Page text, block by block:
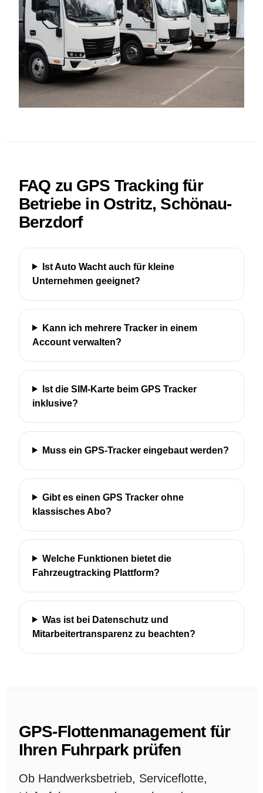
FAQ zu GPS Tracking für
Betriebe in Ostritz, Schönau-
Berzdorf
Ist Auto Wacht auch für kleine
Unternehmen geeignet?
Kann ich mehrere Tracker in einem
Account verwalten?
Ist die SIM-Karte beim GPS Tracker
inklusive?
Muss ein GPS-Tracker eingebaut werden?
Gibt es einen GPS Tracker ohne
klassisches Abo?
Welche Funktionen bietet die
Fahrzeugtracking Plattform?
Was ist bei Datenschutz und
Mitarbeitertransparenz zu beachten?
GPS-Flottenmanagement für
Ihren Fuhrpark prüfen
Ob Handwerksbetrieb, Serviceflotte,